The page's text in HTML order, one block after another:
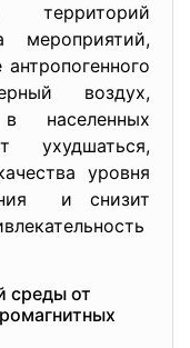
мероприятий,
воздух,
населенных
ухудшаться,
уровня
и снизит
среды от